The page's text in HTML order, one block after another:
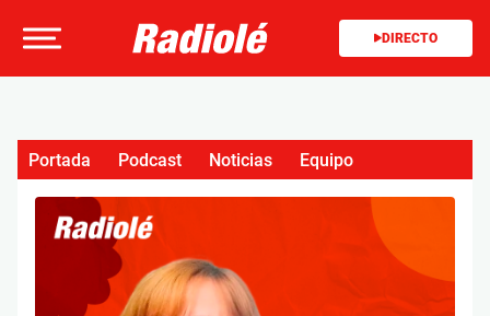
DIRECTO
Portada Podcast Noticias Equipo